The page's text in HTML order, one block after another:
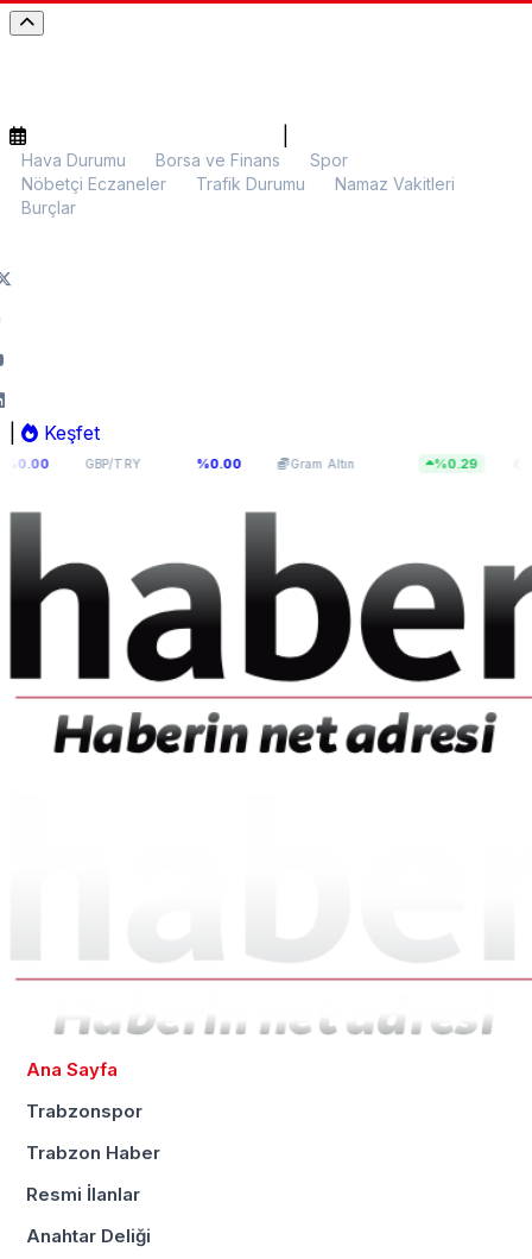
Hava Durumu Borsa ve Finans
Spor
Nöbetçi Eczaneler
Trafik Durumu
Namaz Vakitleri
Burçlar
Keşfet
GBP/TRY 63,965 Gram Altın5.981,28 BTC
Ana Sayfa
Trabzonspor
Trabzon Haber
Resmi İlanlar
Anahtar Deliği